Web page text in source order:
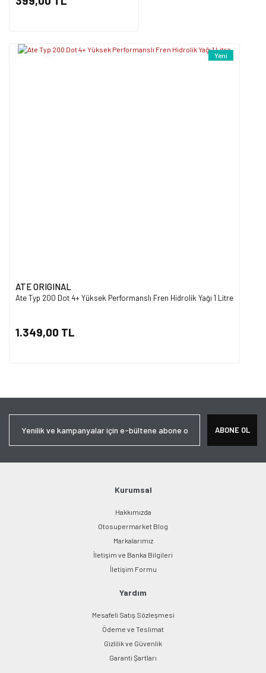
Yeni
ATE ORIGINAL
Ate Typ 200 Dot 4+ Yüksek Performanslı Fren Hidrolik Yağı 1 Litre
1.349,00 TL
ABONE OL
Kurumsal
Hakkımızda
Otosupermarket Blog
Markalarımız
İletişim ve Banka Bilgileri
İletişim Formu
Yardım
Mesafeli Satış Sözleşmesi
Ödeme ve Teslimat
Gizlilik ve Güvenlik
Garanti Şartları